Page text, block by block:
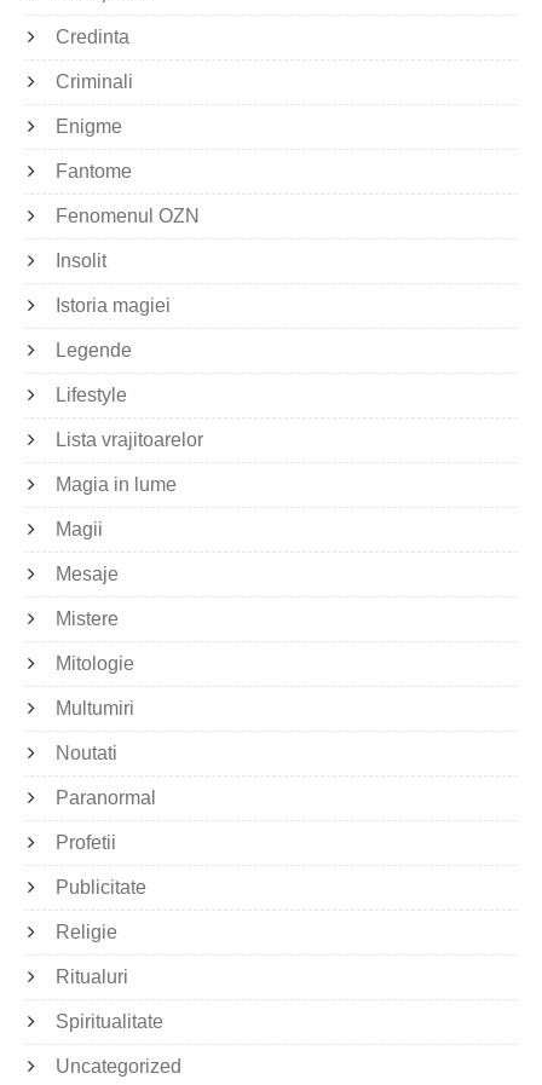
Credinta
Criminali
Enigme
Fantome
Fenomenul OZN
Insolit
Istoria magiei
Legende
Lifestyle
Lista vrajitoarelor
Magia in lume
Magii
Mesaje
Mistere
Mitologie
Multumiri
Noutati
Paranormal
Profetii
Publicitate
Religie
Ritualuri
Spiritualitate
Uncategorized